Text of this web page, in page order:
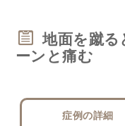
地面を蹴る
ーンと痛む
症例の詳細